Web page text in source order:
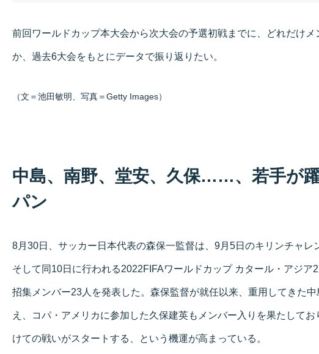
前回ワールドカップ本大会から次大会の予選初戦までに、どれだけ
か、過去6大会をもとにデータで振り返りたい。
（文＝池田敏明、写真＝Getty Images）
中島、南野、堂安、久保……、若手が
パン
8月30日、サッカー日本代表の森保一監督は、9月5日のキリンチャレ
そして同10日に行われる2022FIFAワールドカップ カタール・アジア
招集メンバー23人を発表した。森保監督が就任以来、重用してきた
え、コパ・アメリカに参加した久保建英もメンバー入りを果たして
けての戦いがスタートする、という機運が高まっている。